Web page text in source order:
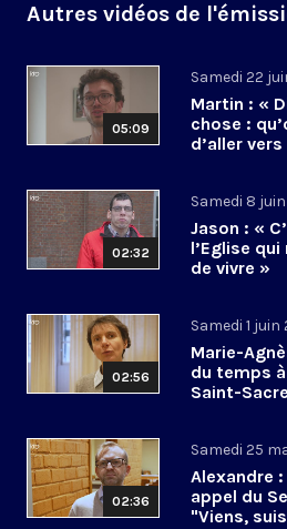
Autres vidéos de
05:09
Samedi 22
Martin : «
chose :
d’aller vers
02:32
Samedi 8
Jason : «
l’Eglise
de vivre »
02:56
Samedi 1 juin
Marie-
du temps
Saint-
02:36
Samedi 25
Alexandre
appel du
"Viens,